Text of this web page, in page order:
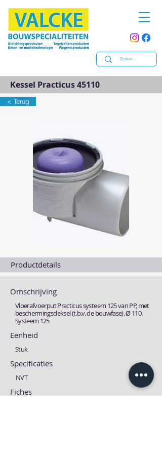
Kessel Practicus 45110
< Terug
Productdetails
Omschrijving
Vloerafvoerput Practicus systeem 125 van PP, met
beschermingsdeksel (t.b.v. de bouwfase). Ø 110.
Systeem 125
Eenheid
Stuk
Specificaties
NVT
Fiches